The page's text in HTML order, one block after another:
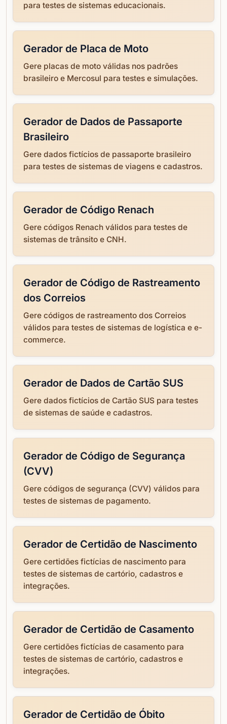
para testes de sistemas educacionais.
Gerador de Placa de Moto
Gere placas de moto válidas nos padrões
brasileiro e Mercosul para testes e simulações.
Gerador de Dados de Passaporte
Brasileiro
Gere dados fictícios de passaporte brasileiro
para testes de sistemas de viagens e cadastros.
Gerador de Código Renach
Gere códigos Renach válidos para testes de
sistemas de trânsito e CNH.
Gerador de Código de Rastreamento
dos Correios
Gere códigos de rastreamento dos Correios
válidos para testes de sistemas de logística e e-
commerce.
Gerador de Dados de Cartão SUS
Gere dados fictícios de Cartão SUS para testes
de sistemas de saúde e cadastros.
Gerador de Código de Segurança
(CVV)
Gere códigos de segurança (CVV) válidos para
testes de sistemas de pagamento.
Gerador de Certidão de Nascimento
Gere certidões fictícias de nascimento para
testes de sistemas de cartório, cadastros e
integrações.
Gerador de Certidão de Casamento
Gere certidões fictícias de casamento para
testes de sistemas de cartório, cadastros e
integrações.
Gerador de Certidão de Óbito